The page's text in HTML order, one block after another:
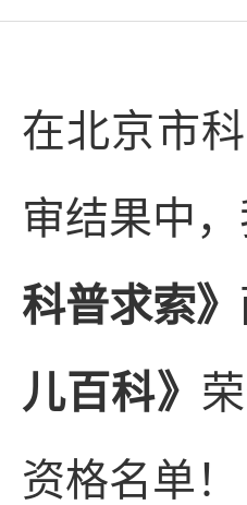
在北京市
审结果中
科普求索》
儿百科》
资格名单！